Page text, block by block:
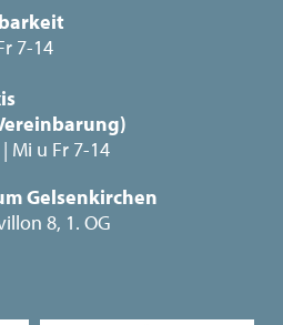
7-14
Mi u Fr 7-14
Gelsenkirchen
8, 1. OG